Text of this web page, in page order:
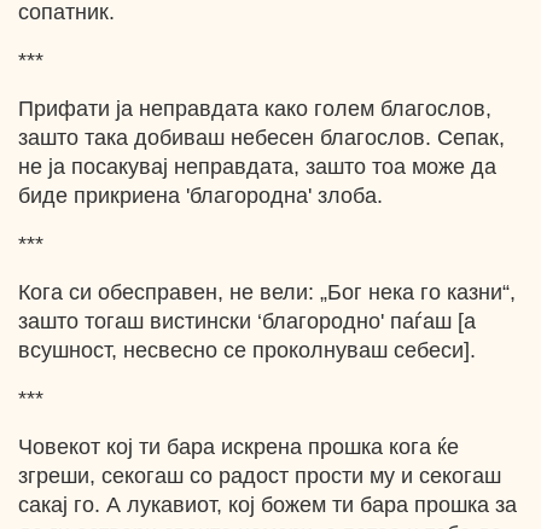
сопатник.
***
Прифати ја неправдата како голем благослов,
зашто така добиваш небесен благослов. Сепак,
не ја посакувај неправдата, зашто тоа може да
биде прикриена 'благородна' злоба.
***
Кога си обесправен, не вели: „Бог нека го казни“,
зашто тогаш вистински ‘благородно' паѓаш [а
всушност, несвесно се проколнуваш себеси].
***
Човекот кој ти бара искрена прошка кога ќе
згреши, секогаш со радост прости му и секогаш
сакај го. А лукавиот, кој божем ти бара прошка за